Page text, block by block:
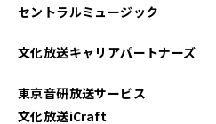
セントラルミュージック
文化放送キャリアパートナーズ
東京音研放送サービス
文化放送iCraft